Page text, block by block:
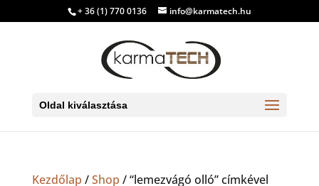
+ 36 (1) 770 0136 info@karmatech.hu
Oldal kiválasztása
Kezdőlap /Shop / “lemezvágó olló” címkével